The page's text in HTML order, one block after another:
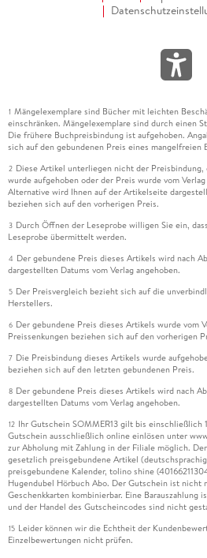
1 Mängelexemplare sind Bücher mit leichten
einschränken. Mängelexemplare sind durch einen
Die frühere Buchpreisbindung ist aufgehoben.
sich auf den gebundenen Preis eines mangelfreien
2 Diese Artikel unterliegen nicht der
wurde aufgehoben oder der Preis wurde vom
Alternative wird Ihnen auf der Artikelseite
beziehen sich auf den vorherigen Preis.
3 Durch Öffnen der Leseprobe willigen Sie ein,
Leseprobe übermittelt werden.
4 Der gebundene Preis dieses Artikels wird nach
dargestellten Datums vom Verlag angehoben.
5 Der Preisvergleich bezieht sich auf die
Herstellers.
6 Der gebundene Preis dieses Artikels wurde vom
Preissenkungen beziehen sich auf den vorherigen
7 Die Preisbindung dieses Artikels wurde
beziehen sich auf den letzten gebundenen Preis.
8 Der gebundene Preis dieses Artikels wird nach
dargestellten Datums vom Verlag angehoben.
12 Ihr Gutschein SOMMER13 gilt bis einschließlich
Gutschein ausschließlich online einlösen unter
zur Abholung mit Zahlung in der Filiale möglich.
gesetzlich preisgebundene Artikel
preisgebundene Kalender, tolino shine
Hugendubel Hörbuch Abo. Der Gutschein ist nicht
Geschenkkarten kombinierbar. Eine
und der Handel des Gutscheincodes sind nicht
15 Leider können wir die Echtheit der
Einzelbewertungen nicht prüfen.